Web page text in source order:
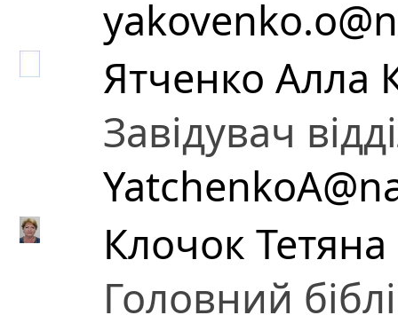
Ятченко Алла
Завідувач
Клочок Тетяна
Головний